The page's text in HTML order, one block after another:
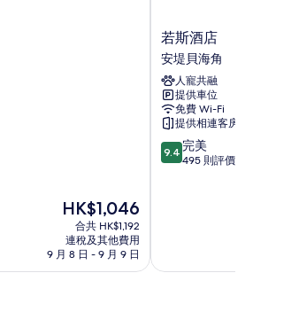
現
HK$1,046
HK$1,046
合共 HK$1,192
連稅及其他費用
9 月 8 日 - 9 月 9 日
若
斯
酒
店
安
堤
貝
海
角
若斯酒店
安堤貝海角
人寵共融
提供車位
免費 Wi-Fi
提供相連客房
9.4
分
美，
9.4 完美
495 則評價